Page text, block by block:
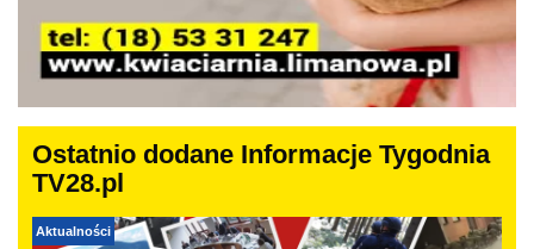
Ostatnio dodane Informacje Tygodnia
TV28.pl
Aktualności